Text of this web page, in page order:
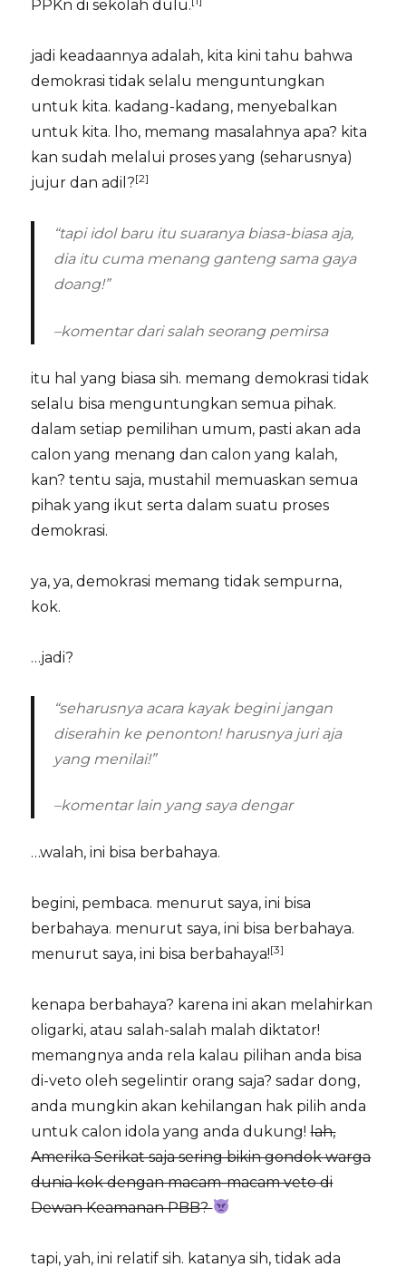
PPKn di sekolah dulu.
jadi keadaannya adalah, kita kini tahu bahwa
demokrasi tidak selalu menguntungkan
untuk kita. kadang-kadang, menyebalkan
untuk kita. lho, memang masalahnya apa? kita
kan sudah melalui proses yang (seharusnya)
jujur dan adil?[2]
“tapi idol baru itu suaranya biasa-biasa aja,
dia itu cuma menang ganteng sama gaya
doang!”
–komentar dari salah seorang pemirsa
itu hal yang biasa sih. memang demokrasi tidak
selalu bisa menguntungkan semua pihak.
dalam setiap pemilihan umum, pasti akan ada
calon yang menang dan calon yang kalah,
kan? tentu saja, mustahil memuaskan semua
pihak yang ikut serta dalam suatu proses
demokrasi.
ya, ya, demokrasi memang tidak sempurna,
kok.
…jadi?
“seharusnya acara kayak begini jangan
diserahin ke penonton! harusnya juri aja
yang menilai!”
–komentar lain yang saya dengar
…walah, ini bisa berbahaya.
begini, pembaca. menurut saya, ini bisa
berbahaya. menurut saya, ini bisa berbahaya.
menurut saya, ini bisa berbahaya![3]
kenapa berbahaya? karena ini akan melahirkan
oligarki, atau salah-salah malah diktator!
memangnya anda rela kalau pilihan anda bisa
di-veto oleh segelintir orang saja? sadar dong,
anda mungkin akan kehilangan hak pilih anda
untuk calon idola yang anda dukung!lah,
Amerika Serikat saja sering bikin gondok warga
dunia kok dengan macam-macam veto di
Dewan Keamanan PBB?
tapi, yah, ini relatif sih. katanya sih, tidak ada